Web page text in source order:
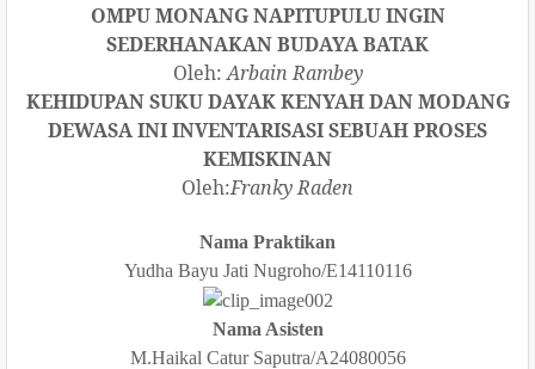
OMPU MONANG NAPITUPULU INGIN
SEDERHANAKAN BUDAYA BATAK
Oleh:Arbain Rambey
KEHIDUPAN SUKU DAYAK KENYAH DAN MODANG
DEWASA INI INVENTARISASI SEBUAH PROSES
KEMISKINAN
Oleh:Franky Raden
Nama Praktikan
Yudha Bayu Jati Nugroho/E14110116
Nama Asisten
M.Haikal Catur Saputra/A24080056